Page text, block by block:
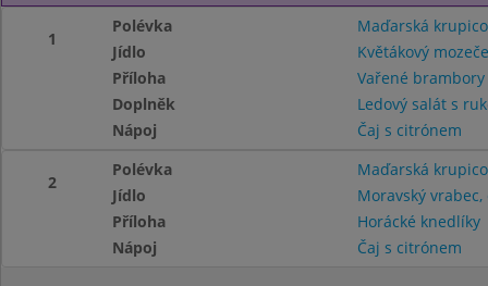
1
Polévka
Maďarská
Jídlo
Květákový
Příloha
Vařené
Doplněk
Ledový salát s
Nápoj
Čaj s citrónem
2
Polévka
Maďarská
Jídlo
Moravský
Příloha
Horácké knedlíky
Nápoj
Čaj s citrónem